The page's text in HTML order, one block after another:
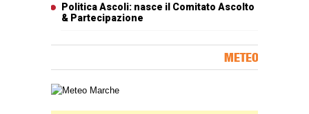
Politica Ascoli: nasce il Comitato Ascolto
& Partecipazione
METEO
Carta meteorologica delle Marche